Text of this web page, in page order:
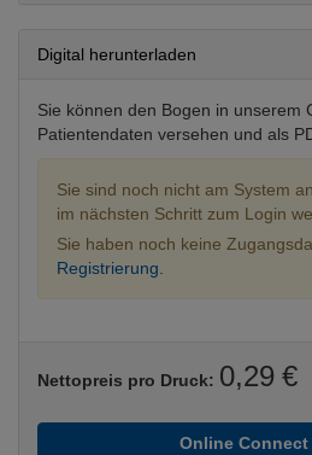
Digital herunterladen
Sie können den Bogen in unserem
Patientendaten versehen und als
Sie sind noch nicht am System
im nächsten Schritt zum Login
Sie haben noch keine
Registrierung.
Nettopreis pro Druck: 0,29 €
Online Connect